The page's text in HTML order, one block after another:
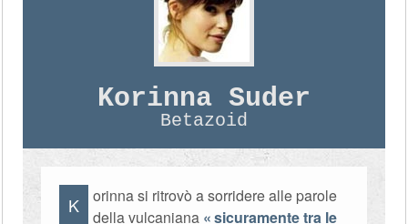
Korinna Suder
Betazoid
K
orinna si ritrovò a sorridere alle parole
della vulcaniana
sicuramente tra le